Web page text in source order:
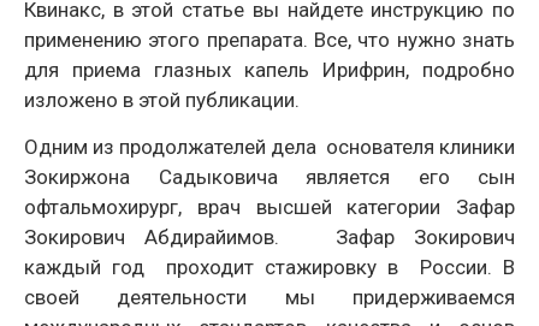
Квинакс, в этой статье вы найдете инструкцию по
применению этого препарата. Все, что нужно знать
для приема глазных капель Ирифрин, подробно
изложено в этой публикации.
Одним из продолжателей дела основателя клиники
Зокиржона Садыковича является его сын
офтальмохирург, врач высшей категории Зафар
Зокирович Абдирайимов. Зафар Зокирович
каждый год проходит стажировку в России. В
своей деятельности мы придерживаемся